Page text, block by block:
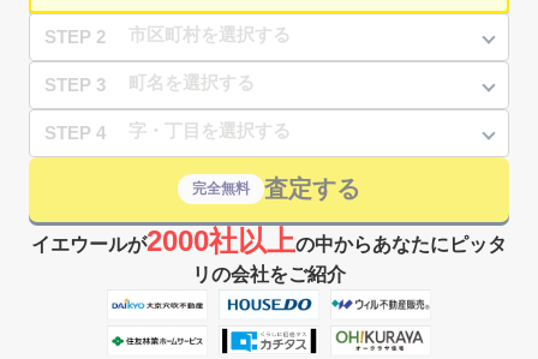
STEP 2
STEP 3
STEP 4
完全無料 査定する
イエウールが2000社以上の中からあなたにピッタ
リの会社をご紹介